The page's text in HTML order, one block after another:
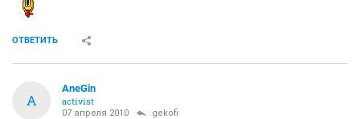
ОТВЕТИТЬ
A
AneGin
activist
07 апреля 2010 gekofi